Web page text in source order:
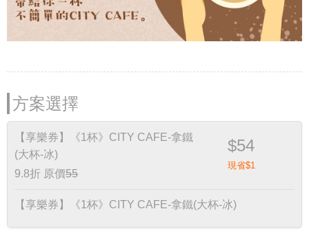
方案選擇
【享樂券】《1杯》CITY CAFE-拿鐵
(大杯-冰)
9.8折 原價55
$54
現省$1
【享樂券】《1杯》CITY CAFE-拿鐵(大杯-冰)